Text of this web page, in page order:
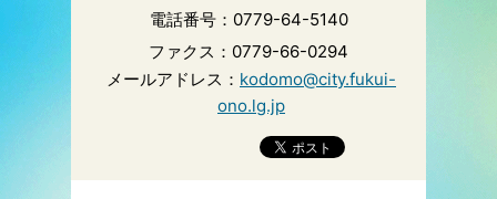
電話番号：0779-64-5140
ファクス：0779-66-0294
メールアドレス： kodomo@city.fukui-
ono.lg.jp